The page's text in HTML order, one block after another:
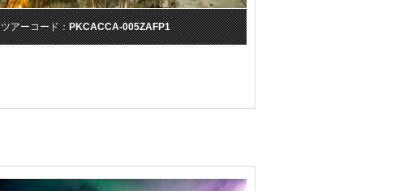
ツアーコード：PKCACCA-005ZAFP1